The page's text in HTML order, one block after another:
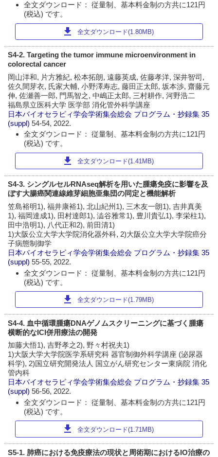
全文ダウンロード： 従量制、基本料金制の方共に121円
(税込) です。
download 全文ダウンロード(1.80MB)
S4-2. Targeting the tumor immune microenvironment in
colorectal cancer
岡山洋和, 片方雅紀, 松本拓朗, 遠藤英成, 佐藤孝洋, 深井智司,
佐久間芽衣, 氏家大輔, 小野澤寿志, 藤田正太郎, 坂本渉, 齋藤元
伸, 佐瀬善一郎, 門馬智之, 中嶋正太郎, 三村耕作, 河野浩二
福島県立医科大学 医学部 消化管外科学講座
日本バイオセラピィ学会学術集会総会 プログラム・抄録集 35
(suppl)54-54, 2022.
全文ダウンロード： 従量制、基本料金制の方共に121円
(税込) です。
download 全文ダウンロード(1.41MB)
S4-3. シングルセルRNAseq解析を用いた腫瘍免疫に影響を及
ぼす大腸癌関連線維芽細胞亜集団の同定と機能解析
笠島裕明1), 福井康裕1), 北山紀州1), 三木友一朗1), 吉井真美
1), 福岡達成1), 田村達郎1), 澁谷雅常1), 豊川貴弘1), 李栄柱1),
田中浩明1), 八代正和2), 前田清1)
1)大阪公立大学大学院消化器外科, 2)大阪公立大学大学院癌分
子病態制御学
日本バイオセラピィ学会学術集会総会 プログラム・抄録集 35
(suppl)55-55, 2022.
全文ダウンロード： 従量制、基本料金制の方共に121円
(税込) です。
download 全文ダウンロード(1.79MB)
S4-4. 血中循環腫瘍DNAゲノムスクリーニングに基づく腫瘍
横断的なICI併用療法の開発
加藤大悟1), 吉野孝之2), 野々村祝夫1)
1)大阪大学大学院医学系研究科 器官制御外科学講座 (泌尿器
科学), 2)国立研究開発法人 国立がん研究センター東病院 消化
管内科
日本バイオセラピィ学会学術集会総会 プログラム・抄録集 35
(suppl)56-56, 2022.
全文ダウンロード： 従量制、基本料金制の方共に121円
(税込) です。
download 全文ダウンロード(1.71MB)
S5-1. 肺癌における免疫療法の現状と周術期におけるIO治療の